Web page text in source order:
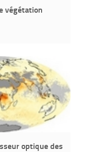
végétation
optique des